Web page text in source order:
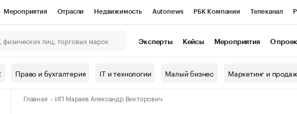
Мероприятия Отрасли Недвижимость Autonews РБК Компании Телеканал
Спецпроекты Проверка контрагентов
наличной валюты
Эксперты Кейсы Мероприятия О
Право и бухгалтерия IT и технологии Малый бизнес Маркетинг и
Главная ИП Мараев Александр Викторович